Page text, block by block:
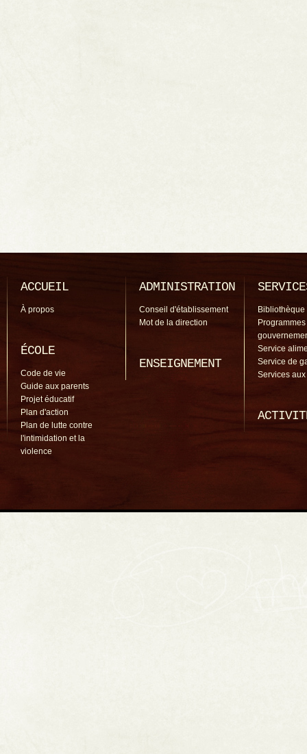
ACCUEIL
À propos
ÉCOLE
Code de vie
Guide aux parents
Projet éducatif
Plan d'action
Plan de lutte contre
l'intimidation et la
violence
ADMINISTRATION
Conseil d'établissement
Mot de la direction
ENSEIGNEMENT
Bibliothèque
Programmes
Service
Service de
Services